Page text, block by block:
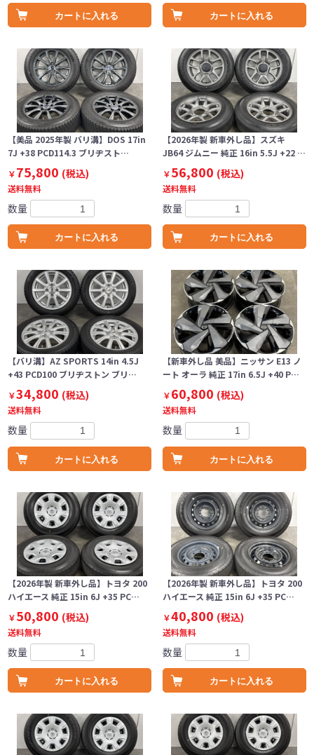
カートに入れる カートに入れる
【美品 2025年製 バリ溝】DOS 17in
7J +38 PCD114.3 ブリヂスト…
￥75,800 (税込)
送料無料
数量
カートに入れる
【2026年製 新車外し品】スズキ
JB64 ジムニー 純正 16in 5.5J +22 …
￥56,800 (税込)
送料無料
数量
カートに入れる
【バリ溝】AZ SPORTS 14in 4.5J
+43 PCD100 ブリヂストン ブリ…
￥34,800 (税込)
送料無料
数量
カートに入れる
【新車外し品 美品】ニッサン E13 ノ
ート オーラ 純正 17in 6.5J +40 P…
￥60,800 (税込)
送料無料
数量
カートに入れる
【2026年製 新車外し品】トヨタ 200
ハイエース 純正 15in 6J +35 PC…
￥50,800 (税込)
送料無料
数量
カートに入れる
【2026年製 新車外し品】トヨタ 200
ハイエース 純正 15in 6J +35 PC…
￥40,800 (税込)
送料無料
数量
カートに入れる